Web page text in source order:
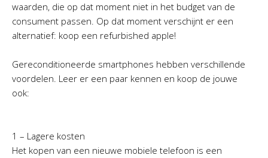
waarden, die op dat moment niet in het budget van de
consument passen. Op dat moment verschijnt er een
alternatief: koop een refurbished apple!
Gereconditioneerde smartphones hebben verschillende
voordelen. Leer er een paar kennen en koop de jouwe
ook:
1 – Lagere kosten
Het kopen van een nieuwe mobiele telefoon is een